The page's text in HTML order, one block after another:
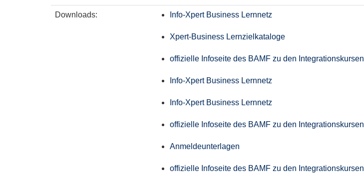
Downloads: Info-Xpert Business Lernnetz
Xpert-Business Lernzielkataloge
offizielle Infoseite des BAMF zu den Integrationskursen
Info-Xpert Business Lernnetz
Info-Xpert Business Lernnetz
offizielle Infoseite des BAMF zu den Integrationskursen
Anmeldeunterlagen
offizielle Infoseite des BAMF zu den Integrationskursen